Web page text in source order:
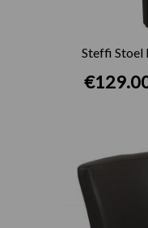
Steffi Stoel
€